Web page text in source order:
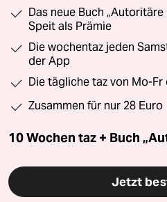
Das neue Buch
Speit als Prämie
Die wochentaz jeden
der App
Die tägliche taz von Mo-
Zusammen für nur 28 Euro
10 Wochen taz + Buch
Jetzt